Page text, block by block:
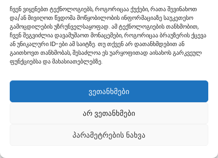
ჩვენ ვიყენებთ ტექნოლოგიებს, როგორიცაა ქუქები, რათა შევინახოთ
და/ან მივიღოთ წვდომა მოწყობილობის ინფორმაციაზე საუკეთესო
გამოცდილების უზრუნველსაყოფად. ამ ტექნოლოგიების თანხმობით,
ჩვენ შეგვიძლია დავამუშაოთ მონაცემები, როგორიცაა ბრაუზერის ქცევა
ან უნიკალური ID-ები ამ საიტზე. თუ თქვენ არ დათანხმდებით ან
გაითხოვთ თანხმობას, შესაძლოა ეს უარყოფითად აისახოს გარკვეულ
ფუნქციებსა და მახასიათებლებზე.
ვეთანხმები
არ ვეთანხმები
პარამეტრების ნახვა
ᲒᲐᲜᲐᲒᲠᲫᲔ ᲙᲘᲗᲮᲕᲐ
Georgian